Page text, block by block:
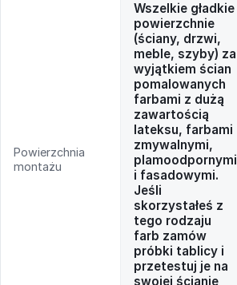
Powierzchnia
montażu
Wszelkie gładkie
powierzchnie
(ściany, drzwi,
meble, szyby) za
wyjątkiem ścian
pomalowanych
farbami z dużą
zawartością
lateksu, farbami
zmywalnymi,
plamoodpornymi
i fasadowymi.
Jeśli
skorzystałeś z
tego rodzaju
farb zamów
próbki tablicy i
przetestuj je na
swojej ścianie